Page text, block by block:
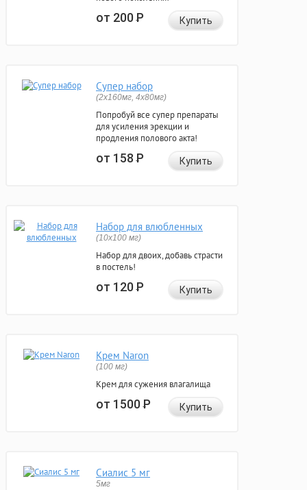
от 200Р Купить
Супер набор
(2х160мг, 4х80мг)
Попробуй все супер препараты
для усиления эрекции и
продления полового акта!
от 158Р Купить
Набор для влюбленных
(10х100 мг)
Набор для двоих, добавь страсти
в постель!
от 120Р Купить
Крем Naron
(100 мг)
Крем для сужения влагалища
от 1500Р Купить
Сиалис 5 мг
5мг